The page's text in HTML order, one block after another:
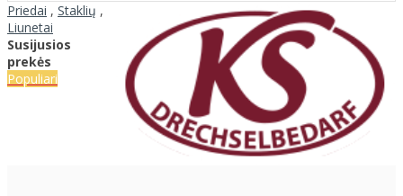
Priedai , Staklių ,
Liunetai
Susijusios
prekės
Populiari